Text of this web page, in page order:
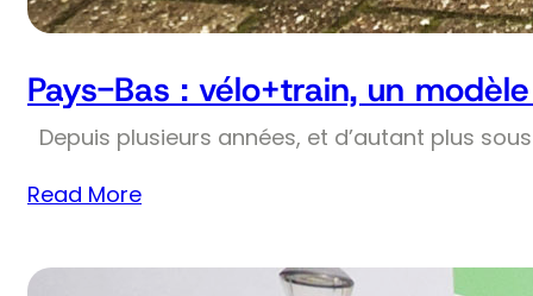
Pays-Bas : vélo+train, un
Depuis plusieurs années, et d’autant plus
Read More